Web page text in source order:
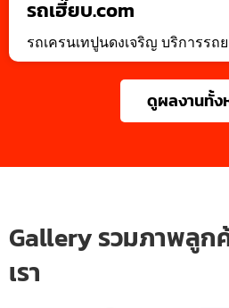
รถเฮี๊ยบ.com
รถเครนเทปูนดงเจริญ บริการรถ
ดูผลงานทั้ง
Gallery รวมภาพลูก
เรา